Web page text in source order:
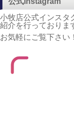
小牧店公式インスタ
紹介を行っておりま
お気軽にご覧下さい！